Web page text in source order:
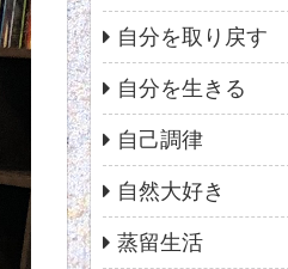
自分を取り戻す
自分を生きる
自己調律
自然大好き
蒸留生活